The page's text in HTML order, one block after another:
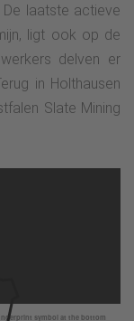
De laatste actieve
ligt ook op de
delven er
in Holthausen
Slate Mining
symbol at the bottom